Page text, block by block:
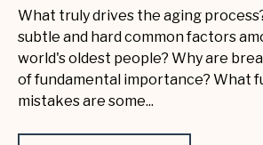
What truly drives the aging
subtle and hard common factors
world's oldest people? Why are
of fundamental importance? What
mistakes are some...